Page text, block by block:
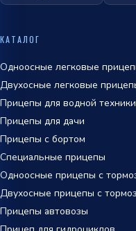
КАТАЛОГ
Одноосные легковые
Двухосные легковые
Прицепы для водной
Прицепы для дачи
Прицепы с бортом
Специальные прицепы
Одноосные прицепы с
Двухосные прицепы с
Прицепы автовозы